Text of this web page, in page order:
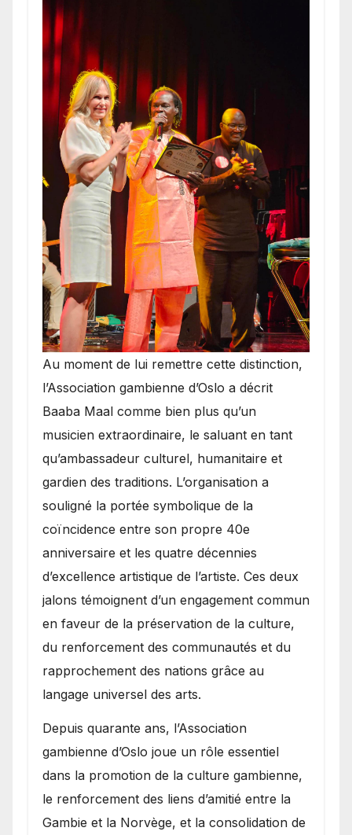
​Au moment de lui remettre cette distinction,
l’Association gambienne d’Oslo a décrit
Baaba Maal comme bien plus qu’un
musicien extraordinaire, le saluant en tant
qu’ambassadeur culturel, humanitaire et
gardien des traditions. L’organisation a
souligné la portée symbolique de la
coïncidence entre son propre 40e
anniversaire et les quatre décennies
d’excellence artistique de l’artiste. Ces deux
jalons témoignent d’un engagement commun
en faveur de la préservation de la culture,
du renforcement des communautés et du
rapprochement des nations grâce au
langage universel des arts.
​Depuis quarante ans, l’Association
gambienne d’Oslo joue un rôle essentiel
dans la promotion de la culture gambienne,
le renforcement des liens d’amitié entre la
Gambie et la Norvège, et la consolidation de